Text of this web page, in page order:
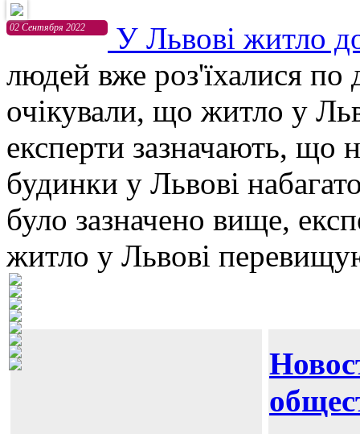
02 Сентября 2022
У Львові житло
людей вже роз'їхалися по
очікували, що житло у
експерти зазначають, що
будинки у Львові
було зазначено вище,
житло у Львові